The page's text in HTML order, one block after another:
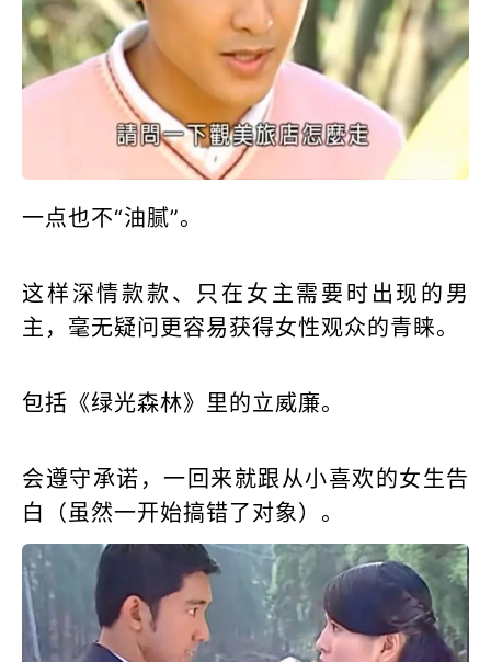
一点也不“油腻”。
这样深情款款、只在女主需要时出现的男
主，毫无疑问更容易获得女性观众的青睐。
包括《绿光森林》里的立威廉。
会遵守承诺，一回来就跟从小喜欢的女生告
白（虽然一开始搞错了对象）。